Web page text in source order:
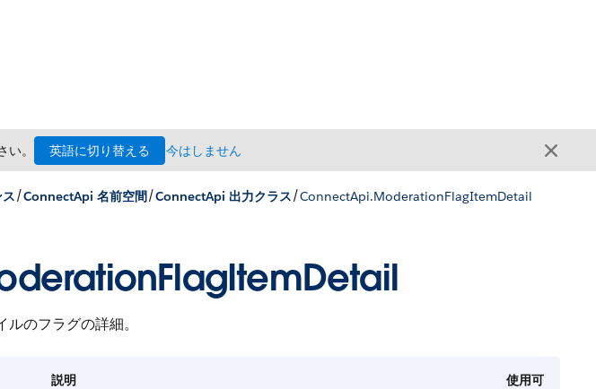
。 英語に切り替える 今はしません
/ConnectApi 名前空間/ConnectApi 出力クラス/ConnectApi.ModerationFlagItemDetail
のフラグの詳細。
説明
使用可